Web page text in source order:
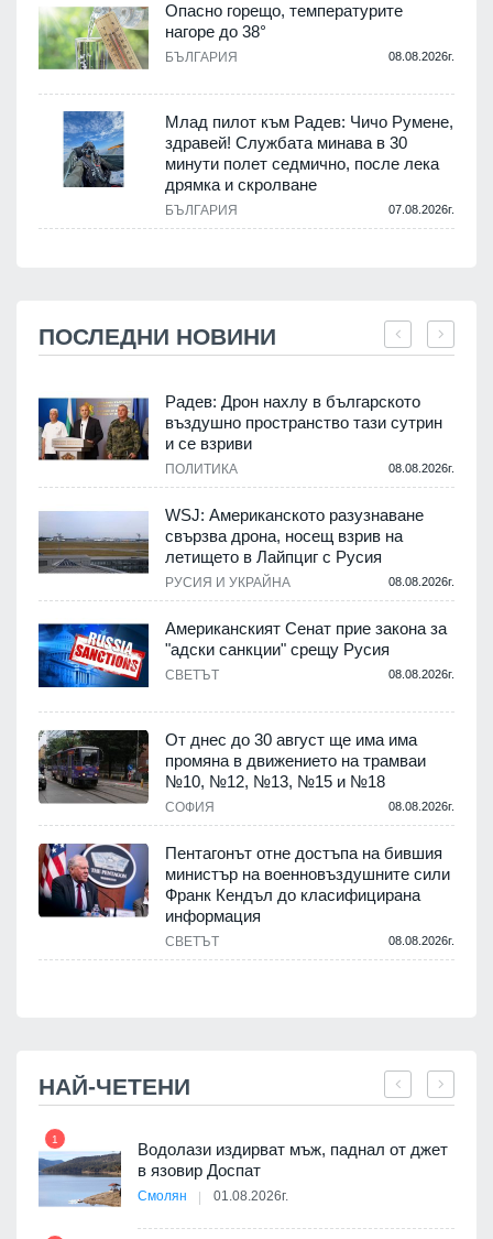
Опасно горещо, температурите
нагоре до 38°
БЪЛГАРИЯ 08.08.2026г.
Млад пилот към Радев: Чичо Румене,
здравей! Службата минава в 30
минути полет седмично, после лека
дрямка и скролване
БЪЛГАРИЯ 07.08.2026г.
ПОСЛЕДНИ НОВИНИ
Радев: Дрон нахлу в българското
въздушно пространство тази сутрин
и се взриви
ПОЛИТИКА 08.08.2026г.
WSJ: Американското разузнаване
свързва дрона, носещ взрив на
летището в Лайпциг с Русия
РУСИЯ И УКРАЙНА 08.08.2026г.
Американският Сенат прие закона за
"адски санкции" срещу Русия
СВЕТЪТ 08.08.2026г.
От днес до 30 август ще има има
промяна в движението на трамваи
№10, №12, №13, №15 и №18
СОФИЯ 08.08.2026г.
Пентагонът отне достъпа на бившия
министър на военновъздушните сили
Франк Кендъл до класифицирана
информация
СВЕТЪТ 08.08.2026г.
НАЙ-ЧЕТЕНИ
1
Водолази издирват мъж, паднал от джет
в язовир Доспат
Смолян 01.08.2026г.